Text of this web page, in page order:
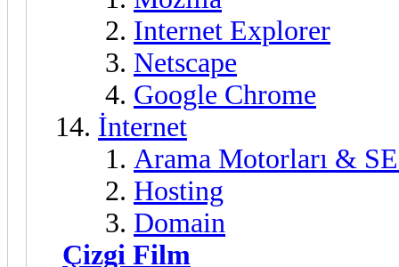
Internet Explorer
Netscape
Google Chrome
İnternet
Arama Motorları &
Hosting
Domain
Çizgi Film